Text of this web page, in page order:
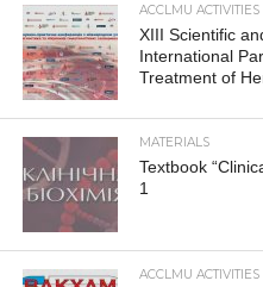
ACCLMU ACTIVITIES
XIII Scientific
International
Treatment of
MATERIALS
Textbook
1
ACCLMU ACTIVITIES